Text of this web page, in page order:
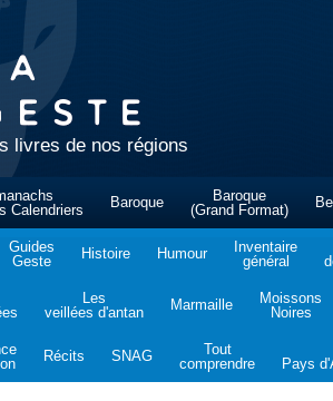
livres de nos régions
Calendriers
Baroque
Baroque
(Grand Format)
Guides
Geste
Histoire Humour
Inventaire
général
Les
veillées d'antan
Marmaille
Moissons
Noires
Récits SNAG
Tout
comprendre
Pays